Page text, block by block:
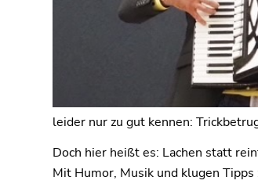
leider nur zu gut kennen:
Doch hier heißt es: Lachen statt
Mit Humor, Musik und klugen